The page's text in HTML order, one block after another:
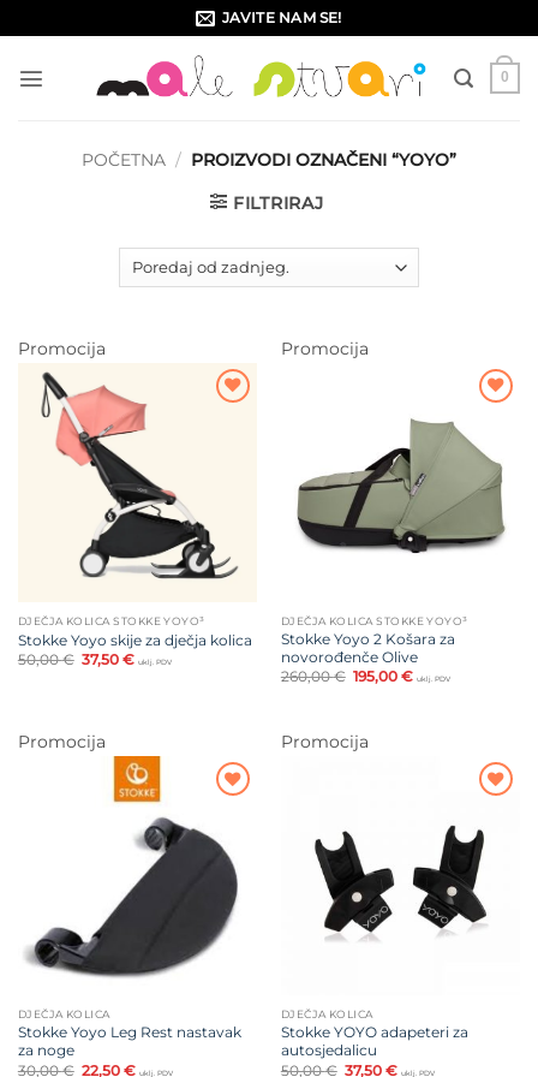
to
content
JAVITE NAM SE!
0
POČETNA / PROIZVODI OZNAČENI “YOYO”
FILTRIRAJ
Promocija
DJEČJA KOLICA STOKKE YOYO³
Stokke Yoyo skije za dječja kolica
50,00€ Izvorna
cijena
37,50€Trenutna
uklj. PDV
Promocija
na listu
želja
DJEČJA KOLICA STOKKE YOYO³
Stokke Yoyo 2 Košara za
novorođenče Olive
260,00€ Izvorna
cijena
260,00 €.
195,00€Trenutna
uklj. PDV
Promocija
želja
DJEČJA KOLICA
Stokke Yoyo Leg Rest nastavak
za noge
30,00€ Izvorna
22,50€Trenutna
uklj. PDV
Promocija
na listu
želja
DJEČJA KOLICA
Stokke YOYO adapeteri za
autosjedalicu
50,00€ Izvorna
37,50€Trenutna
uklj. PDV